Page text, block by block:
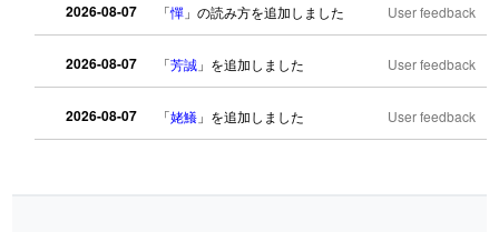
2026-08-07 「憚 」の読み方を追加しました User feedback
2026-08-07 「芳誠 」を追加しました User feedback
2026-08-07 「姥鱶 」を追加しました User feedback